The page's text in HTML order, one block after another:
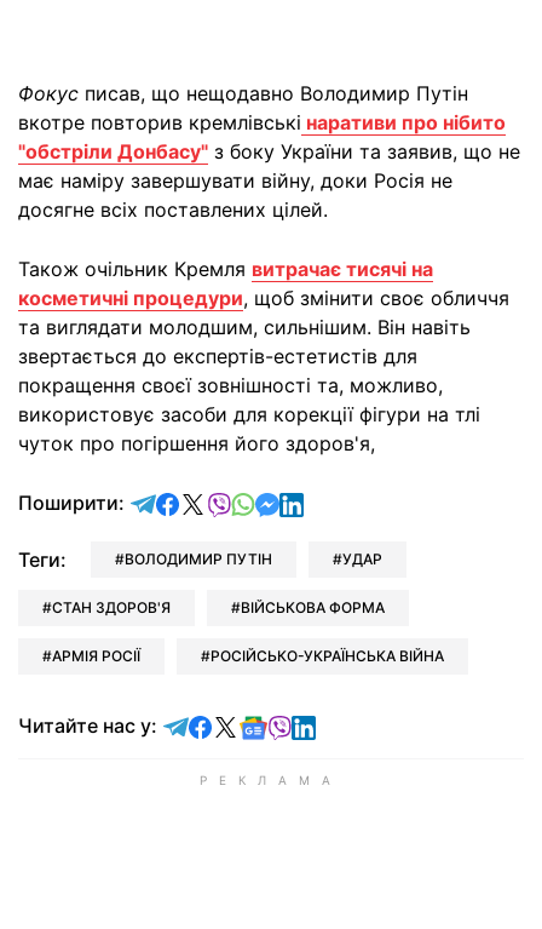
Фокус писав, що нещодавно Володимир Путін
вкотре повторив кремлівські наративи про нібито
"обстріли Донбасу" з боку України та заявив, що не
має наміру завершувати війну, доки Росія не
досягне всіх поставлених цілей.
Також очільник Кремля витрачає тисячі на
косметичні процедури, щоб змінити своє обличчя
та виглядати молодшим, сильнішим. Він навіть
звертається до експертів-естетистів для
покращення своєї зовнішності та, можливо,
використовує засоби для корекції фігури на тлі
чуток про погіршення його здоров'я,
Поширити: відправити у Telegram
поділитись у Facebook
поділитись у X
відправити у Viber
відправити у Whatsapp
відправити у Messenger
відправити у LinkedIn
Теги: ВОЛОДИМИР ПУТІН УДАР
СТАН ЗДОРОВ'Я ВІЙСЬКОВА ФОРМА
АРМІЯ РОСІЇ РОСІЙСЬКО-УКРАЇНСЬКА ВІЙНА
Читайте нас у: Читайте у Telegram
Читайте у Facebook
Читайте у X
Читайте у Google news
Читайте у Viber
Читайте у LinkedIn